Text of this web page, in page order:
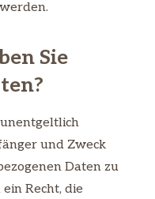
Sie
unentgeltlich
und Zweck
Daten zu
Recht, die